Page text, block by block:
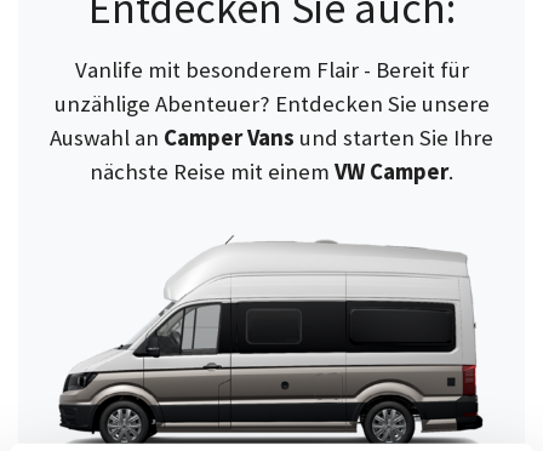
Vanlife mit besonderem Flair - Bereit für
unzählige Abenteuer? Entdecken Sie unsere
Auswahl an Camper Vans und starten Sie Ihre
nächste Reise mit einem VW Camper.